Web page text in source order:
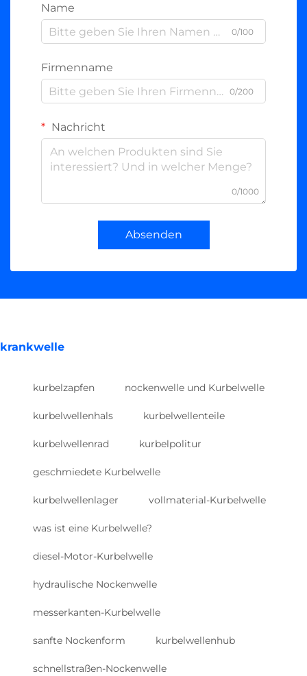
Name
0/100
Firmenname
0/200
Nachricht
0/1000
Absenden
krankwelle
kurbelzapfen nockenwelle und Kurbelwelle
kurbelwellenhals kurbelwellenteile
kurbelwellenrad kurbelpolitur
geschmiedete Kurbelwelle
kurbelwellenlager vollmaterial-Kurbelwelle
was ist eine Kurbelwelle?
diesel-Motor-Kurbelwelle
hydraulische Nockenwelle
messerkanten-Kurbelwelle
sanfte Nockenform kurbelwellenhub
schnellstraßen-Nockenwelle